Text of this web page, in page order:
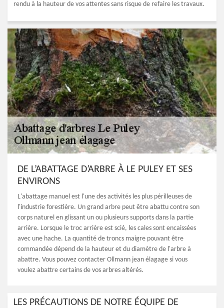
rendu à la hauteur de vos attentes sans risque de refaire les travaux.
DE L’ABATTAGE D’ARBRE À LE PULEY ET SES
ENVIRONS
L'abattage manuel est l'une des activités les plus périlleuses de
l'industrie forestière. Un grand arbre peut être abattu contre son
corps naturel en glissant un ou plusieurs supports dans la partie
arrière. Lorsque le troc arrière est scié, les cales sont encaissées
avec une hache. La quantité de troncs maigre pouvant être
commandée dépend de la hauteur et du diamètre de l'arbre à
abattre. Vous pouvez contacter Ollmann jean élagage si vous
voulez abattre certains de vos arbres altérés.
LES PRÉCAUTIONS DE NOTRE ÉQUIPE DE